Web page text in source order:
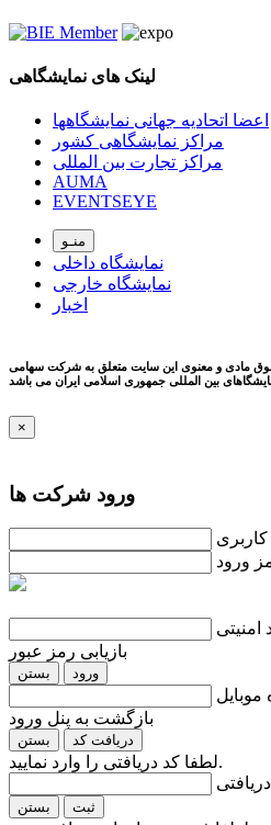
لینک های نمایشگاهی
اعضا اتحادیه جهانی نمایشگاهها
مراکز نمایشگاهی کشور
مراکز تجارت بین المللی
AUMA
EVENTSEYE
منـو
نمایشگاه داخلی
نمایشگاه خارجی
اخبار
مادی و معنوی این سایت متعلق به شرکت سهامی
بین المللی جمهوری اسلامی ايران می باشد
×
ورود شرکت ها
کاربری
ورود
امنیتی
بازیابی رمز عبور
بستن ورود
موبایل
بازگشت به پنل ورود
بستن دریافت کد
لطفا کد دریافتی را وارد نمایید.
بستن ثبت